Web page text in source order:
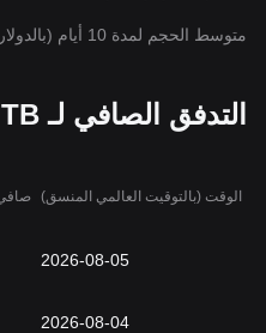
متوسط الحجم لمدة 10 أيام (بالدولار الأمريكي)
التدفق الصافي لـ BITB
الوقت (بالتوقيت العالمي المنسق) صافي
2026-08-05
2026-08-04